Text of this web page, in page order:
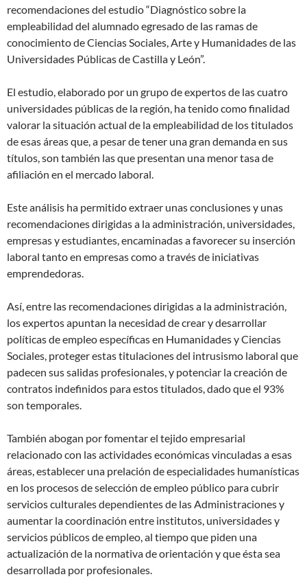
recomendaciones del estudio “Diagnóstico sobre la
empleabilidad del alumnado egresado de las ramas de
conocimiento de Ciencias Sociales, Arte y Humanidades de las
Universidades Públicas de Castilla y León”.
El estudio, elaborado por un grupo de expertos de las cuatro
universidades públicas de la región, ha tenido como finalidad
valorar la situación actual de la empleabilidad de los titulados
de esas áreas que, a pesar de tener una gran demanda en sus
títulos, son también las que presentan una menor tasa de
afiliación en el mercado laboral.
Este análisis ha permitido extraer unas conclusiones y unas
recomendaciones dirigidas a la administración, universidades,
empresas y estudiantes, encaminadas a favorecer su inserción
laboral tanto en empresas como a través de iniciativas
emprendedoras.
Así, entre las recomendaciones dirigidas a la administración,
los expertos apuntan la necesidad de crear y desarrollar
políticas de empleo específicas en Humanidades y Ciencias
Sociales, proteger estas titulaciones del intrusismo laboral que
padecen sus salidas profesionales, y potenciar la creación de
contratos indefinidos para estos titulados, dado que el 93%
son temporales.
También abogan por fomentar el tejido empresarial
relacionado con las actividades económicas vinculadas a esas
áreas, establecer una prelación de especialidades humanísticas
en los procesos de selección de empleo público para cubrir
servicios culturales dependientes de las Administraciones y
aumentar la coordinación entre institutos, universidades y
servicios públicos de empleo, al tiempo que piden una
actualización de la normativa de orientación y que ésta sea
desarrollada por profesionales.